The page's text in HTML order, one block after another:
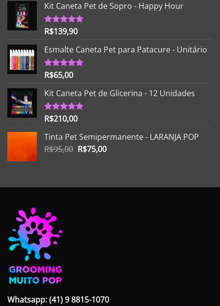
Kit Caneta Pet de Sopro - Happy Hour
Avaliação
R$139,90
Esmalte Caneta Pet para Patacure - Unitário
Avaliação
R$65,00
Kit Caneta Pet de Glicerina - 12 Unidades
Avaliação
R$210,00
Tinta Pet Semipermanente - LARANJA POP
R$95,00 O
R$95,00.
R$75,00O
R$75,00.
Whatsapp: (41) 9 8815-1070